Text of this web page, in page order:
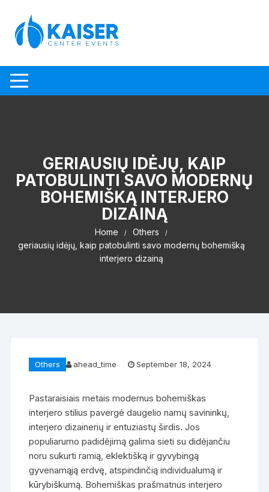
GERIAUSIŲ IDĖJŲ, KAIP
PATOBULINTI SAVO MODERNŲ
BOHEMIŠKĄ INTERJERO
DIZAINĄ
Home
Others
geriausių idėjų, kaip patobulinti savo modernų bohemišką
interjero dizainą
Others ahead_time September 18, 2024
Pastaraisiais metais modernus bohemiškas
interjero stilius pavergė daugelio namų savininkų,
interjero dizainerių ir entuziastų širdis. Jos
populiarumo padidėjimą galima sieti su didėjančiu
noru sukurti ramią, eklektišką ir gyvybingą
gyvenamąją erdvę, atspindinčią individualumą ir
kūrybiškumą. Bohemiškas prašmatnus interjero